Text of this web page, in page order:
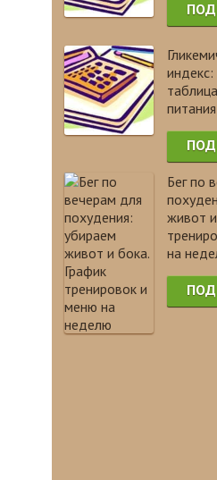
индекс:
питания
Бег по
живот
на